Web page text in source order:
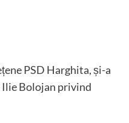
PSD Harghita, și-a
Ilie Bolojan privind